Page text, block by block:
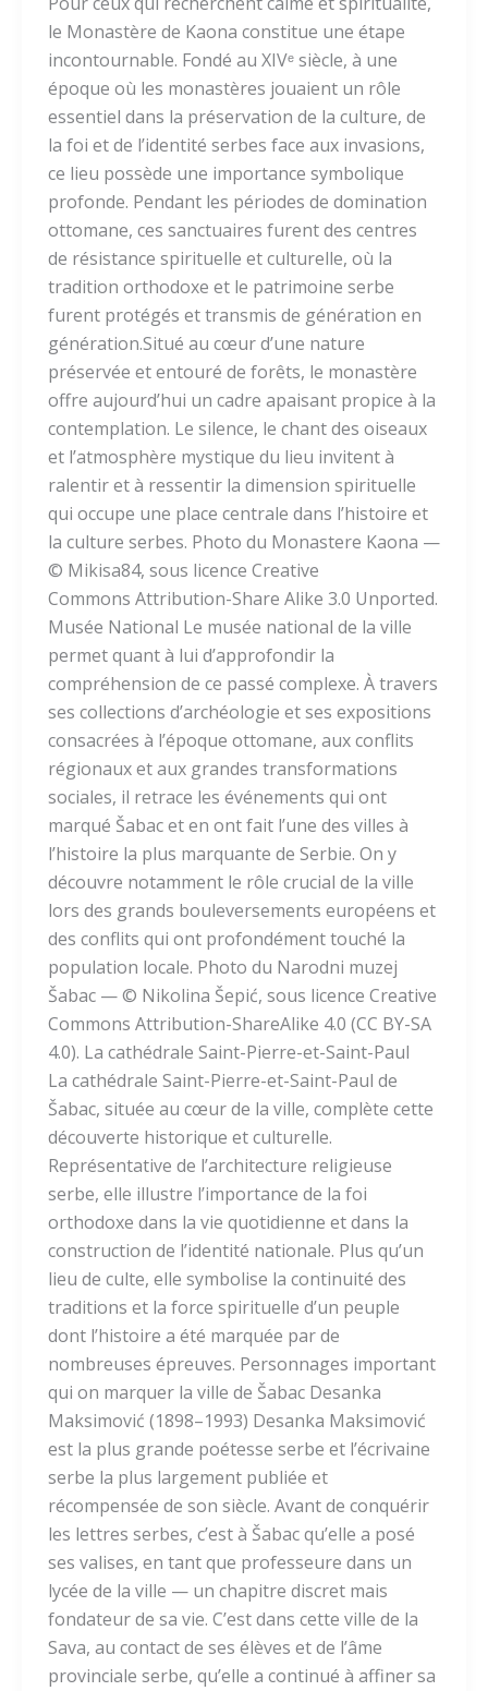
le Monastère de Kaona constitue une étape
incontournable. Fondé au XIVᵉ siècle, à une
époque où les monastères jouaient un rôle
essentiel dans la préservation de la culture, de
la foi et de l’identité serbes face aux invasions,
ce lieu possède une importance symbolique
profonde. Pendant les périodes de domination
ottomane, ces sanctuaires furent des centres
de résistance spirituelle et culturelle, où la
tradition orthodoxe et le patrimoine serbe
furent protégés et transmis de génération en
génération.Situé au cœur d’une nature
préservée et entouré de forêts, le monastère
offre aujourd’hui un cadre apaisant propice à la
contemplation. Le silence, le chant des oiseaux
et l’atmosphère mystique du lieu invitent à
ralentir et à ressentir la dimension spirituelle
qui occupe une place centrale dans l’histoire et
la culture serbes. Photo du Monastere Kaona —
© Mikisa84, sous licence Creative
Commons Attribution-Share Alike 3.0 Unported.
Musée National Le musée national de la ville
permet quant à lui d’approfondir la
compréhension de ce passé complexe. À travers
ses collections d’archéologie et ses expositions
consacrées à l’époque ottomane, aux conflits
régionaux et aux grandes transformations
sociales, il retrace les événements qui ont
marqué Šabac et en ont fait l’une des villes à
l’histoire la plus marquante de Serbie. On y
découvre notamment le rôle crucial de la ville
lors des grands bouleversements européens et
des conflits qui ont profondément touché la
population locale. Photo du Narodni muzej
Šabac — © Nikolina Šepić, sous licence Creative
Commons Attribution-ShareAlike 4.0 (CC BY-SA
4.0). La cathédrale Saint-Pierre-et-Saint-Paul
La cathédrale Saint-Pierre-et-Saint-Paul de
Šabac, située au cœur de la ville, complète cette
découverte historique et culturelle.
Représentative de l’architecture religieuse
serbe, elle illustre l’importance de la foi
orthodoxe dans la vie quotidienne et dans la
construction de l’identité nationale. Plus qu’un
lieu de culte, elle symbolise la continuité des
traditions et la force spirituelle d’un peuple
dont l’histoire a été marquée par de
nombreuses épreuves. Personnages important
qui on marquer la ville de Šabac Desanka
Maksimović (1898–1993) Desanka Maksimović
est la plus grande poétesse serbe et l’écrivaine
serbe la plus largement publiée et
récompensée de son siècle. Avant de conquérir
les lettres serbes, c’est à Šabac qu’elle a posé
ses valises, en tant que professeure dans un
lycée de la ville — un chapitre discret mais
fondateur de sa vie. C’est dans cette ville de la
Sava, au contact de ses élèves et de l’âme
provinciale serbe, qu’elle a continué à affiner sa